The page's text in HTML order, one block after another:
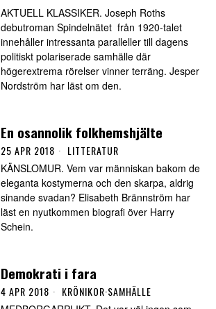
AKTUELL KLASSIKER. Joseph Roths
debutroman Spindelnätet från 1920-talet
innehåller intressanta paralleller till dagens
politiskt polariserade samhälle där
högerextrema rörelser vinner terräng. Jesper
Nordström har läst om den.
En osannolik folkhemshjälte
25 APR 2018 LITTERATUR
KÄNSLOMUR. Vem var människan bakom de
eleganta kostymerna och den skarpa, aldrig
sinande svadan? Elisabeth Brännström har
läst en nyutkommen biografi över Harry
Schein.
Demokrati i fara
4 APR 2018 KRÖNIKOR·SAMHÄLLE